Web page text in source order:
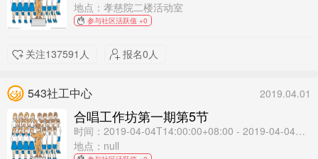
地点：孝慈院二楼活动室
参与社区活跃值 +0
关注137591人 报名0人
543社工中心 2019.04.01
合唱工作坊第一期第5节
时间：2019-04-04T14:00:00+08:00 - 2019-04-04T16:00:00+08:00
地点：null